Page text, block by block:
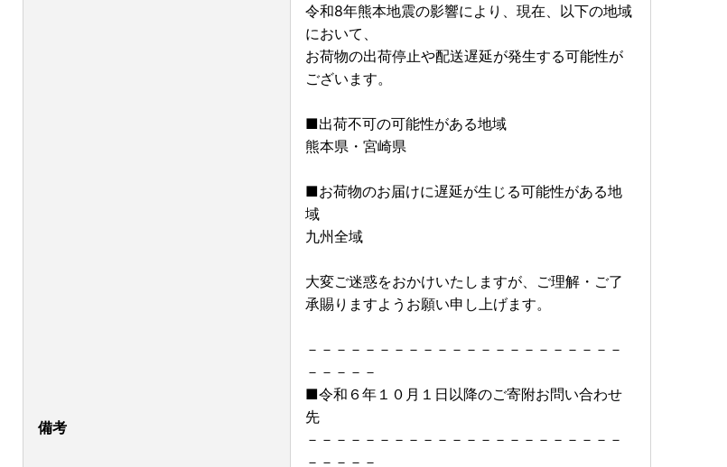
・ご寄附決済完了を当市にて確認後、順次、取扱事業者（配送元）へ発送依頼を行います。
・お申し込みから返礼品お届けまでの期間は、返礼品により異なります。返礼品ページにてご確認くださ
※返礼品ページにて納期の記載がない場合は、お問い合わせセンターまでお知らせください。
※返礼品により配送日指定のご希望をいただいても、承れない場合がございます。
※配送日指定のご希望を承れる場合においても、寄附受付日と入金日に差がある場合などご希望に添えな
・返礼品の準備状況により配送先変更を承れず、変更前の配送先へ発送される場合がございます。
※変更前の配送先へ発送された場合、寄附者様から直接配送業者へ転送手配をお願いいたします。
■寄付金受領証明書・ワンストップ特例申請書に関するご案内
寄附金受領証明書・ワンストップ特例申請書は、後日当市より普通郵便にて発送いたします。
備考
令和8年熊本地震の影響により、現在、以下の地域
において、
お荷物の出荷停止や配送遅延が発生する可能性が
ございます。
■出荷不可の可能性がある地域
熊本県・宮崎県
■お荷物のお届けに遅延が生じる可能性がある地
域
九州全域
大変ご迷惑をおかけいたしますが、ご理解・ご了
承賜りますようお願い申し上げます。
－－－－－－－－－－－－－－－－－－－－－－
－－－－－
■令和６年１０月１日以降のご寄附お問い合わせ
先
－－－－－－－－－－－－－－－－－－－－－－
－－－－－